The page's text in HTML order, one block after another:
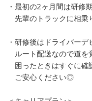
・最初の2ヶ月間は研修
先輩のトラックに相乗
・研修後はドライバーデ
ルート配送なので道を
困ったときはすぐに確
ご安心ください◎